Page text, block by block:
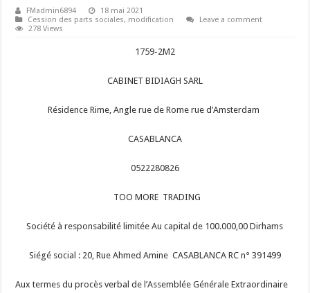
FMadmin6894
18 mai 2021
Cession des parts sociales, modification
Leave a comment
278 Views
1759-2M2
CABINET BIDIAGH SARL
Résidence Rime, Angle rue de Rome rue d’Amsterdam
CASABLANCA
0522280826
TOO MORE TRADING
Société à responsabilité limitéeAu capital de 100.000,00 Dirhams
Siégé social : 20, Rue Ahmed Amine CASABLANCA RC n° 391499
Aux termes du procès verbal de l’Assemblée Générale Extraordinaire